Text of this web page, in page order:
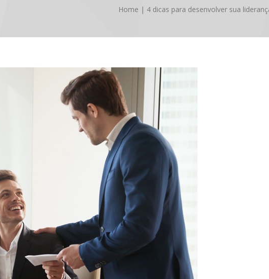
Home | 4 dicas para desenvolver sua